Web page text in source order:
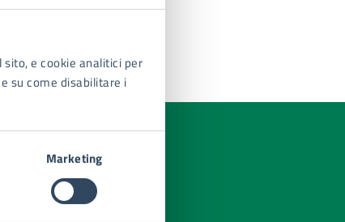
e cookie analitici per
su come disabilitare i
Marketing